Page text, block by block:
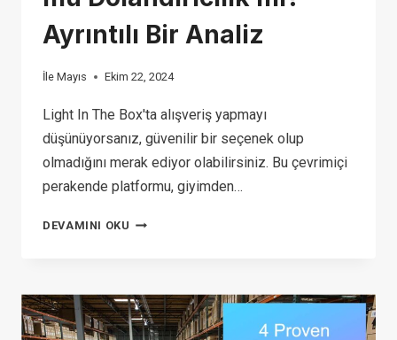
Ayrıntılı Bir Analiz
İle Mayıs Ekim 22, 2024
Light In The Box'ta alışveriş yapmayı
düşünüyorsanız, güvenilir bir seçenek olup
olmadığını merak ediyor olabilirsiniz. Bu çevrimiçi
perakende platformu, giyimden…
DEVAMINI OKU LIGHTINTHEBOX:
DOLANDIRICILIK
MI?